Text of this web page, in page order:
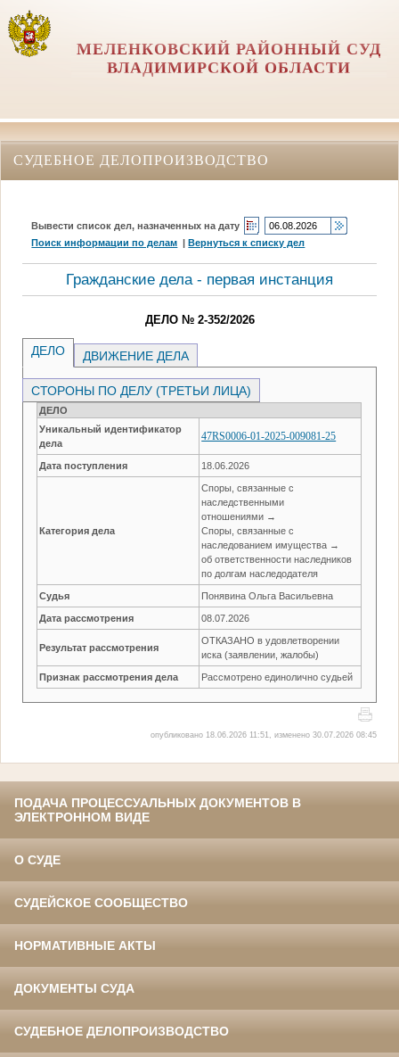
МЕЛЕНКОВСКИЙ РАЙОННЫЙ СУД
ВЛАДИМИРСКОЙ ОБЛАСТИ
СУДЕБНОЕ ДЕЛОПРОИЗВОДСТВО
Вывести список дел, назначенных на дату
Поиск информации по делам |Вернуться к списку дел
Гражданские дела - первая инстанция
ДЕЛО № 2-352/2026
ДЕЛО ДВИЖЕНИЕ ДЕЛА
СТОРОНЫ ПО ДЕЛУ (ТРЕТЬИ ЛИЦА)
ДЕЛО
Уникальный идентификатор
дела
47RS0006-01-2025-009081-25
Дата поступления 18.06.2026
Категория дела
Споры, связанные с
наследственными
отношениями →
Споры, связанные с
наследованием имущества →
об ответственности наследников
по долгам наследодателя
Судья Понявина Ольга Васильевна
Дата рассмотрения 08.07.2026
Результат рассмотрения
ОТКАЗАНО в удовлетворении
иска (заявлении, жалобы)
Признак рассмотрения дела Рассмотрено единолично судьей
опубликовано 18.06.2026 11:51, изменено 30.07.2026 08:45
ПОДАЧА ПРОЦЕССУАЛЬНЫХ ДОКУМЕНТОВ В
ЭЛЕКТРОННОМ ВИДЕ
О СУДЕ
СУДЕЙСКОЕ СООБЩЕСТВО
НОРМАТИВНЫЕ АКТЫ
ДОКУМЕНТЫ СУДА
СУДЕБНОЕ ДЕЛОПРОИЗВОДСТВО